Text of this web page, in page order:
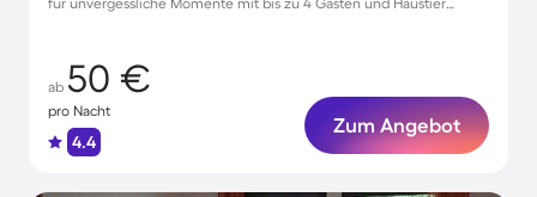
ab 50 €
pro Nacht
4.4
Zum Angebot